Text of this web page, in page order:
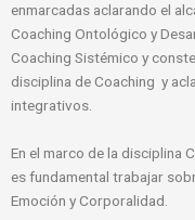
enmarcadas aclarando el
Coaching Ontológico y
Coaching Sistémico y
disciplina de Coaching y
integrativos.
En el marco de la disciplina
es fundamental trabajar
Emoción y Corporalidad.